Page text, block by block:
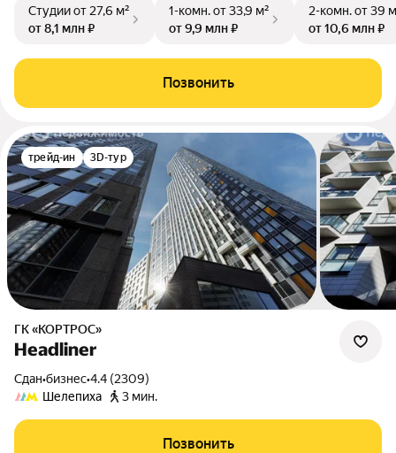
Студииот 27,6 м²
от 8,1 млн ₽
1-комн.от 33,9 м²
от 9,9 млн ₽
2-комн.от 39
от 10,6 млн ₽
Позвонить
трейд-ин 3D-тур
ГК «КОРТРОС»
Headliner
Сдан•бизнес•4.4 (2309)
Шелепиха
3 мин.
Позвонить